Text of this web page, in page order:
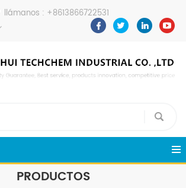
llámanos : +8613866722531
mensaje :
pweiping@techemi.com
PRODUCTOS